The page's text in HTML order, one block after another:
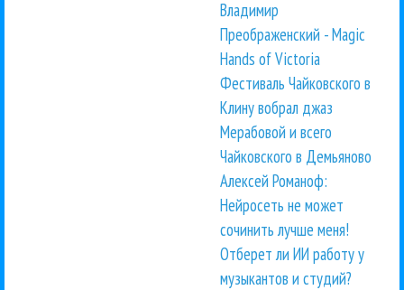
Владимир
Преображенский - Magic
Hands of Victoria
Фестиваль Чайковского в
Клину вобрал джаз
Мерабовой и всего
Чайковского в Демьяново
Алексей Романоф:
Нейросеть не может
сочинить лучше меня!
Отберет ли ИИ работу у
музыкантов и студий?